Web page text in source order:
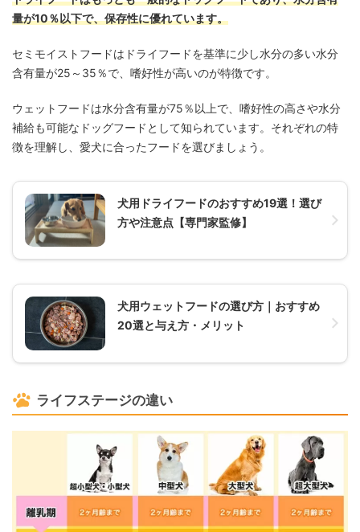
量が10％以下で、保存性に優れています。
セミモイストフードはドライフードを基準に少し水分の多い水分
含有量が25～35％で、嗜好性が高いのが特徴です。
ウェットフードは水分含有量が75％以上で、嗜好性の高さや水分
補給も可能なドッグフードとして知られています。それぞれの特
徴を理解し、愛犬に合ったフードを選びましょう。
犬用ドライフードのおすすめ19選！選び
方や注意点【専門家監修】
犬用ウェットフードの選び方｜おすすめ
20選と与え方・メリット
ライフステージの違い